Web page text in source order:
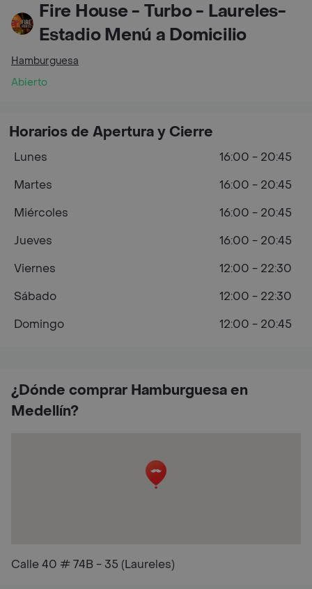
Fire House - Turbo - Laureles-
Estadio Menú a Domicilio
Hamburguesa
Abierto
¿Dónde comprar Hamburguesa en
Medellín?
Calle 40 # 74B - 35 (Laureles)
Horarios de Apertura y Cierre
Lunes
16:00 - 20:45
Martes
16:00 - 20:45
Miércoles
16:00 - 20:45
Jueves
16:00 - 20:45
Viernes
12:00 - 22:30
Sábado
12:00 - 22:30
Domingo
12:00 - 20:45